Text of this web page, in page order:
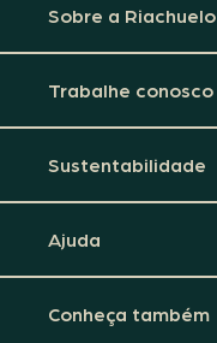
Sobre a Riachuelo
Trabalhe conosco
Sustentabilidade
Ajuda
Conheça também